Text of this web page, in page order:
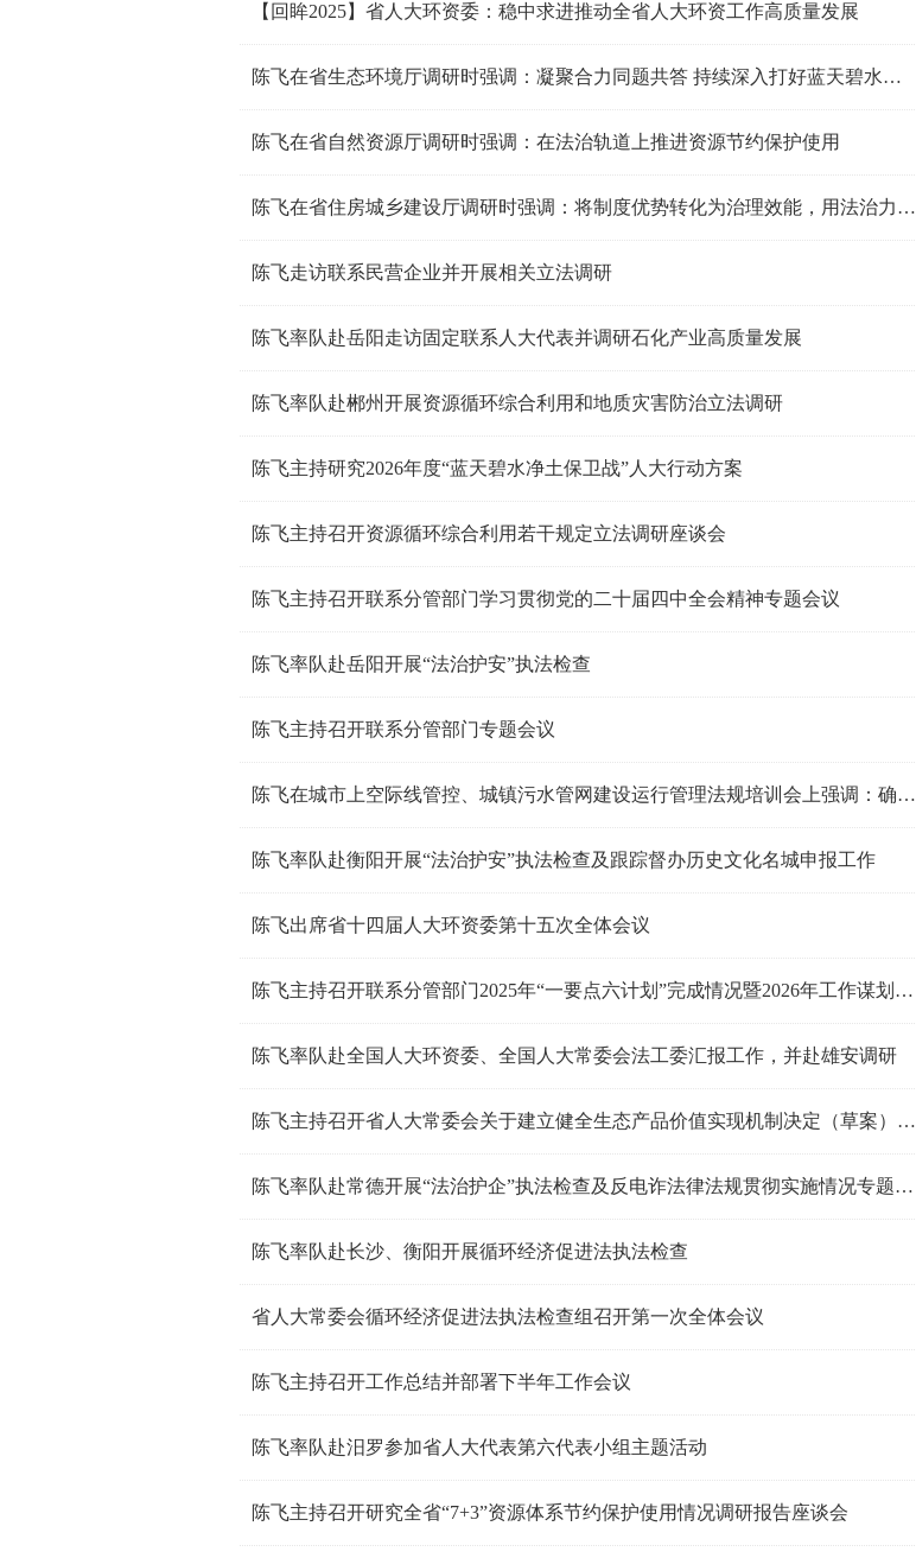
【回眸2025】省人大环资委：稳中求进推动全省人大环资工作高质量发展
陈飞在省生态环境厅调研时强调：凝聚合力同题共答 持续深入打好蓝天碧水净土保卫战
陈飞在省自然资源厅调研时强调：在法治轨道上推进资源节约保护使用
陈飞在省住房城乡建设厅调研时强调：将制度优势转化为治理效能，用法治力量推进住房城乡建设治理能力现代化
陈飞走访联系民营企业并开展相关立法调研
陈飞率队赴岳阳走访固定联系人大代表并调研石化产业高质量发展
陈飞率队赴郴州开展资源循环综合利用和地质灾害防治立法调研
陈飞主持研究2026年度“蓝天碧水净土保卫战”人大行动方案
陈飞主持召开资源循环综合利用若干规定立法调研座谈会
陈飞主持召开联系分管部门学习贯彻党的二十届四中全会精神专题会议
陈飞率队赴岳阳开展“法治护安”执法检查
陈飞主持召开联系分管部门专题会议
陈飞在城市上空际线管控、城镇污水管网建设运行管理法规培训会上强调：确保法规全面有效实施 加快推动全省城市治理体系和治理能力现代化
陈飞率队赴衡阳开展“法治护安”执法检查及跟踪督办历史文化名城申报工作
陈飞出席省十四届人大环资委第十五次全体会议
陈飞主持召开联系分管部门2025年“一要点六计划”完成情况暨2026年工作谋划调度会议
陈飞率队赴全国人大环资委、全国人大常委会法工委汇报工作，并赴雄安调研
陈飞主持召开省人大常委会关于建立健全生态产品价值实现机制决定（草案）起草工作座谈会
陈飞率队赴常德开展“法治护企”执法检查及反电诈法律法规贯彻实施情况专题调研
陈飞率队赴长沙、衡阳开展循环经济促进法执法检查
省人大常委会循环经济促进法执法检查组召开第一次全体会议
陈飞主持召开工作总结并部署下半年工作会议
陈飞率队赴汨罗参加省人大代表第六代表小组主题活动
陈飞主持召开研究全省“7+3”资源体系节约保护使用情况调研报告座谈会